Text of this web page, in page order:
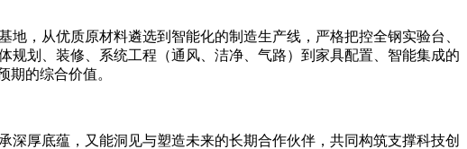
地，从优质原材料遴选到智能化的制造生产线，严格把控全钢实验台、
划、装修、系统工程（通风、洁净、气路）到家具配置、智能集成的
的综合价值。
厚底蕴，又能洞见与塑造未来的长期合作伙伴，共同构筑支撑科技创